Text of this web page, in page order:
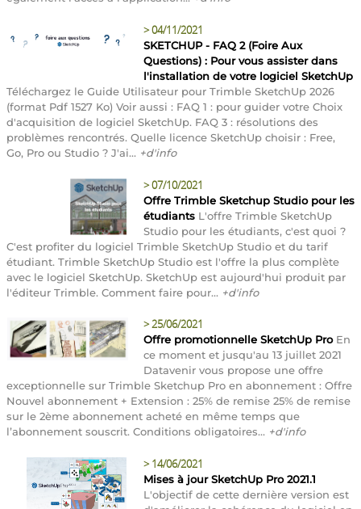
>04/11/2021
SKETCHUP - FAQ 2 (Foire Aux
Questions) : Pour vous assister dans
l'installation de votre logiciel SketchUp
Téléchargez le Guide Utilisateur pour Trimble SketchUp 2026
(format Pdf 1527 Ko) Voir aussi : FAQ 1 : pour guider votre Choix
d'acquisition de logiciel SketchUp. FAQ 3 : résolutions des
problèmes rencontrés. Quelle licence SketchUp choisir : Free,
Go, Pro ou Studio ? J'ai... +d'info
>07/10/2021
Offre Trimble Sketchup Studio pour les
étudiants L'offre Trimble SketchUp
Studio pour les étudiants, c'est quoi ?
C'est profiter du logiciel Trimble SketchUp Studio et du tarif
étudiant. Trimble SketchUp Studio est l'offre la plus complète
avec le logiciel SketchUp. SketchUp est aujourd'hui produit par
l'éditeur Trimble. Comment faire pour... +d'info
>25/06/2021
Offre promotionnelle SketchUp ProEn
ce moment et jusqu'au 13 juillet 2021
Datavenir vous propose une offre
exceptionnelle sur Trimble Sketchup Pro en abonnement : Offre
Nouvel abonnement + Extension : 25% de remise 25% de remise
sur le 2ème abonnement acheté en même temps que
l’abonnement souscrit. Conditions obligatoires... +d'info
> 14/06/2021
Mises à jour SketchUp Pro 2021.1
L'objectif de cette dernière version est